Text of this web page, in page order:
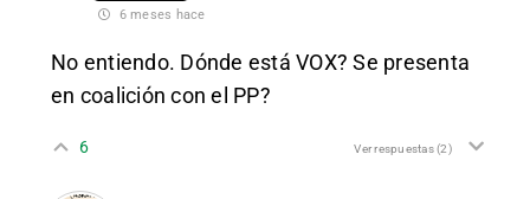
6 meses hace
No entiendo. Dónde está VOX? Se presenta
en coalición con el PP?
6 Ver respuestas(2)